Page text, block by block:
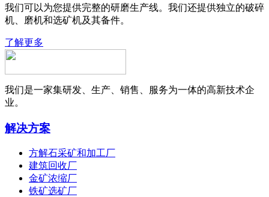
我们可以为您提供完整的研磨生产线。我们还提供独立的破碎
机、磨机和选矿机及其备件。
了解更多
我们是一家集研发、生产、销售、服务为一体的高新技术企
业。
解决方案
方解石采矿和加工厂
建筑回收厂
金矿浓缩厂
铁矿选矿厂